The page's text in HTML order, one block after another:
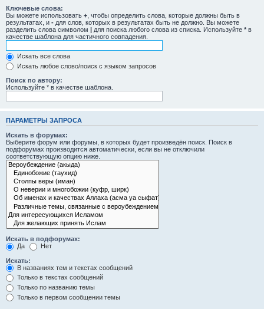
Ключевые слова:
Вы можете использовать + , чтобы определить слова, которые должны быть в
результатах, и - для слов, которых в результатах быть не должно. Вы можете
разделить слова символом | для поиска любого слова из списка. Используйте * в
качестве шаблона для частичного совпадения.
Искать все слова
Искать любое слово/поиск с языком запросов
Поиск по автору:
Используйте * в качестве шаблона.
ПАРАМЕТРЫ ЗАПРОСА
Искать в форумах:
Выберите форум или форумы, в которых будет произведён поиск. Поиск в
подфорумах производится автоматически, если вы не отключили
соответствующую опцию ниже.
Искать в подфорумах:
Да
Нет
Искать:
В названиях тем и текстах сообщений
Только в текстах сообщений
Только по названию темы
Только в первом сообщении темы